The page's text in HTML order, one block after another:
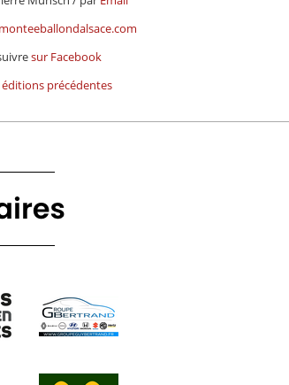
sur Facebook
éditions précédentes